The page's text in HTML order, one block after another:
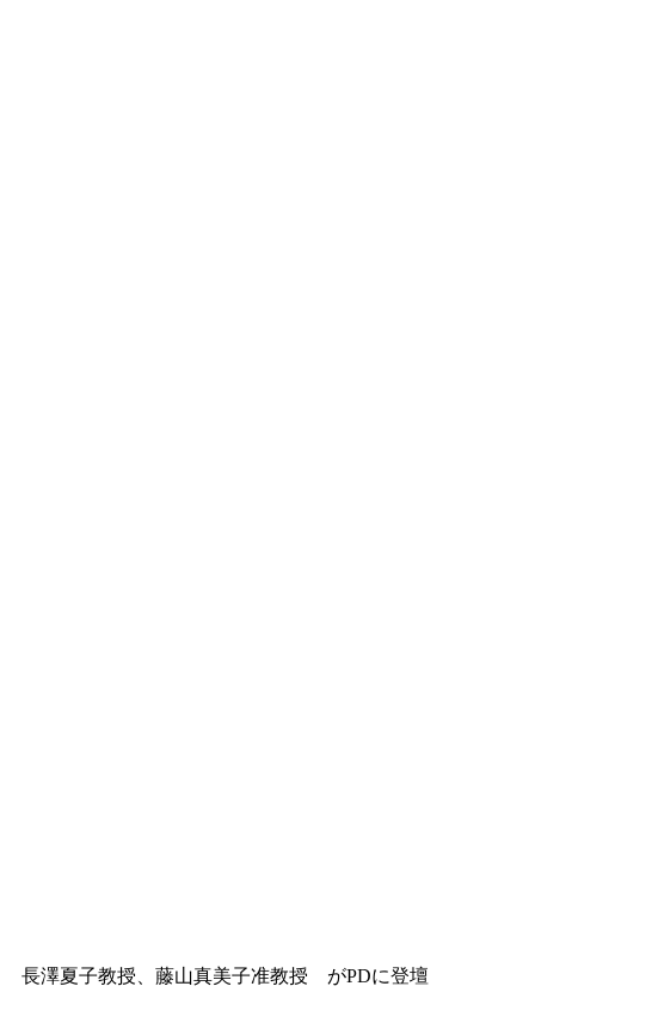
長澤夏子教授、藤山真美子准教授 がPDに登壇